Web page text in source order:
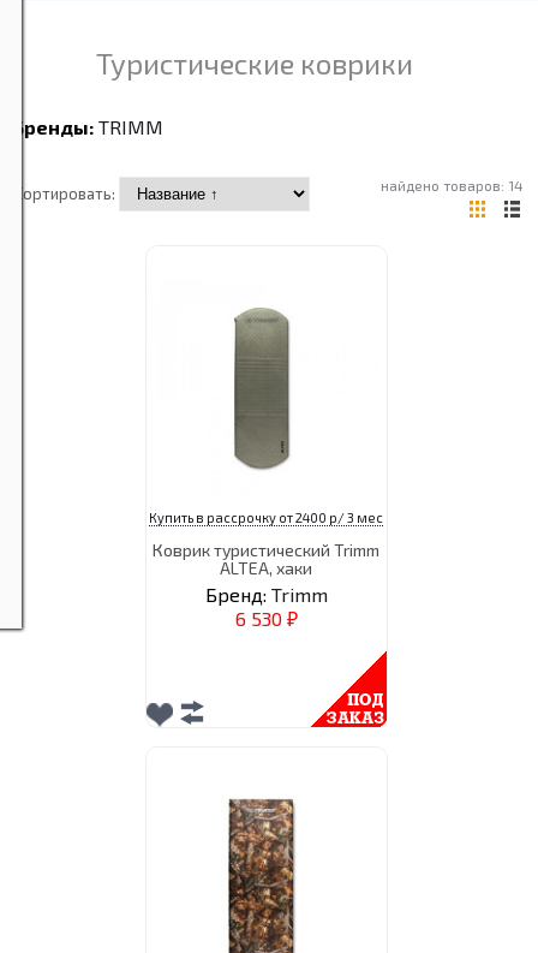
Туристические коврики
Бренды: TRIMM
Сортировать: найдено товаров: 14
Купить в рассрочку от 2400 р/ 3 мес
Коврик туристический Trimm
ALTEA, хаки
Бренд: Trimm
6 530 ₽